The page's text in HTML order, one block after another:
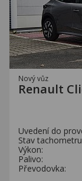
Nový vůz
Renault
Uvedení do
Stav
Výkon:
Palivo:
Převodovka: